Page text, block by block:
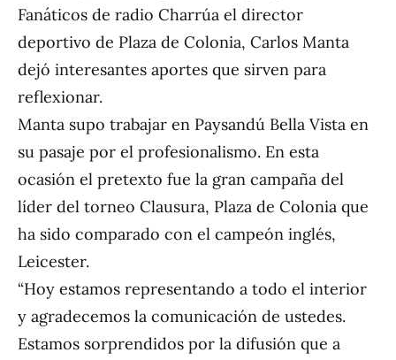
Fanáticos de radio Charrúa el director
deportivo de Plaza de Colonia, Carlos Manta
dejó interesantes aportes que sirven para
reflexionar.
Manta supo trabajar en Paysandú Bella Vista en
su pasaje por el profesionalismo. En esta
ocasión el pretexto fue la gran campaña del
líder del torneo Clausura, Plaza de Colonia que
ha sido comparado con el campeón inglés,
Leicester.
“Hoy estamos representando a todo el interior
y agradecemos la comunicación de ustedes.
Estamos sorprendidos por la difusión que a